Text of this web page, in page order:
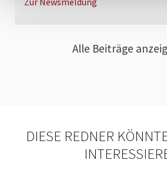
Alle Beiträge
DIESE REDNER